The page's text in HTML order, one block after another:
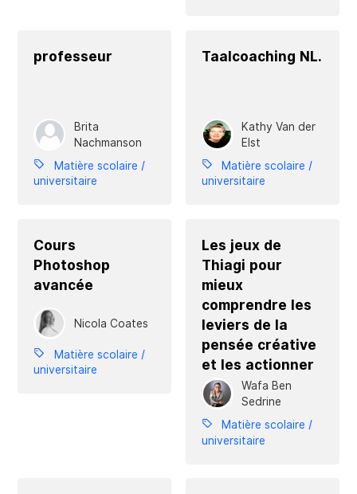
professeur
Brita
Nachmanson
Matière scolaire /
universitaire
Taalcoaching NL.
Kathy Van der
Elst
Matière scolaire /
universitaire
Cours
Photoshop
avancée
Nicola Coates
Matière scolaire /
universitaire
Les jeux de
Thiagi pour
mieux
comprendre les
leviers de la
pensée créative
et les actionner
Wafa Ben
Sedrine
Matière scolaire /
universitaire